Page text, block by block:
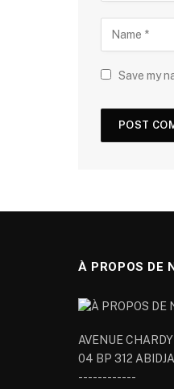
Save my
À PROPOS DE
AVENUE CHARDY
04 BP 312
------------